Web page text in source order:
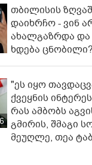
თბილისის
დაიხრჩო - ვინ
ახალგაზრდა
ხდება ცნობილი?
"ეს იყო
ქვეყნის
რას ამბობს
გმირის, შმაგი
მეუღლე, თეა